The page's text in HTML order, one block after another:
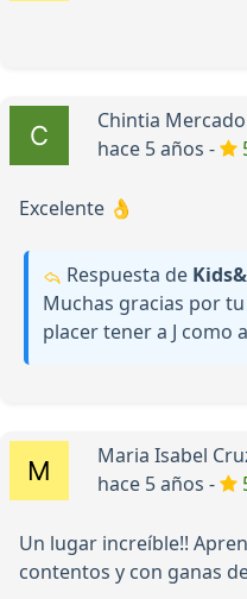
Chintia Mercado
hace 5 años -
Excelente 👌
Respuesta de
Muchas gracias por
placer tener a J como
Maria Isabel
hace 5 años -
Un lugar increíble!!
contentos y con ganas